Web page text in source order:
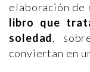
elaboración de
libro que
soledad,
conviertan en